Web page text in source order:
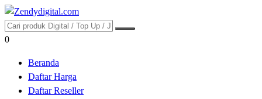
0
Beranda
Daftar Harga
Daftar Reseller